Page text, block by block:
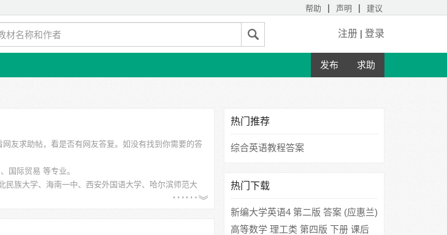
帮助 | 声明 | 建议
注册 | 登录
发布 求助
友求助帖，看是否有网友答复。如没有找到你需要的答
国际贸易 等专业。
民族大学、海南一中、西安外国语大学、哈尔滨师范大
热门推荐
综合英语教程答案
热门下载
新编大学英语4 第二版 答案 (应惠兰)
高等数学 理工类 第四版 下册 课后